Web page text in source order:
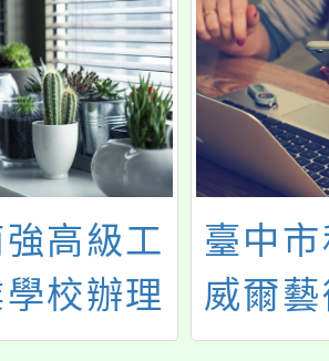
高級工
校辦理
112學年
臺中
威爾
育學